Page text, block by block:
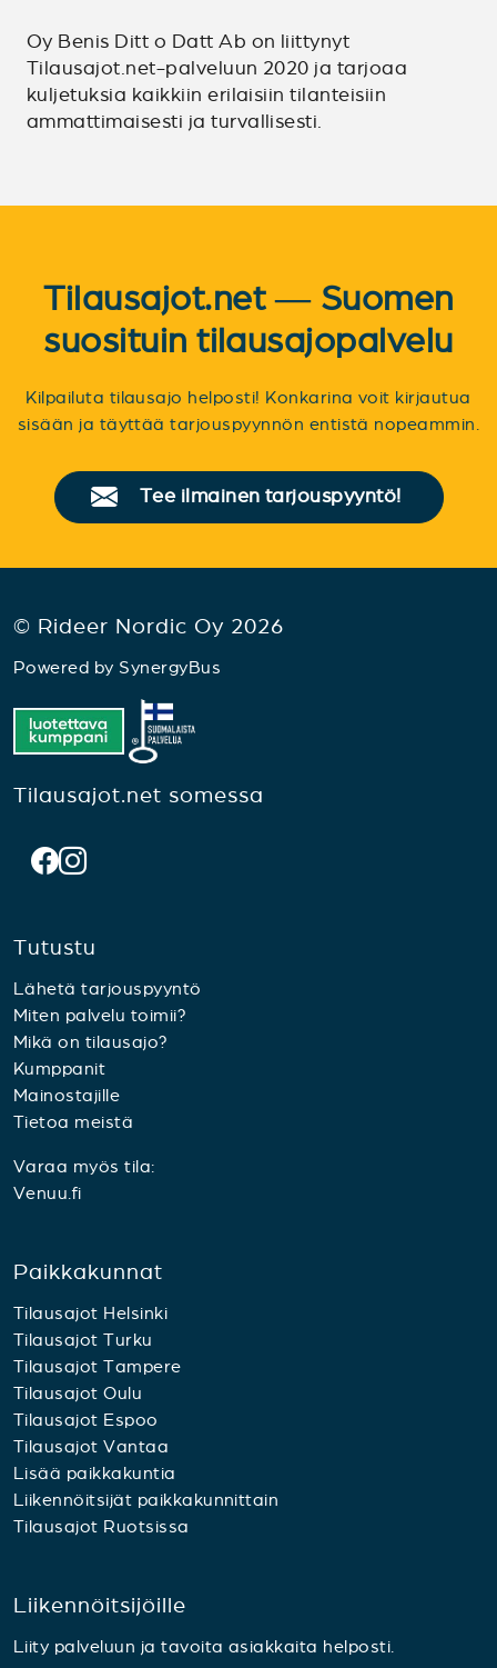
Oy Benis Ditt o Datt Ab on liittynyt
Tilausajot.net-palveluun 2020 ja tarjoaa
kuljetuksia kaikkiin erilaisiin tilanteisiin
ammattimaisesti ja turvallisesti.
Tilausajot.net — Suomen
suosituin tilausajopalvelu
Kilpailuta tilausajo helposti! Konkarina voit kirjautua
sisään ja täyttää tarjouspyynnön entistä nopeammin.
Tee ilmainen tarjouspyyntö!
© Rideer Nordic Oy 2026
Powered by SynergyBus
Tilausajot.net somessa
Tutustu
Lähetä tarjouspyyntö
Miten palvelu toimii?
Mikä on tilausajo?
Kumppanit
Mainostajille
Tietoa meistä
Varaa myös tila:
Venuu.fi
Paikkakunnat
Tilausajot Helsinki
Tilausajot Turku
Tilausajot Tampere
Tilausajot Oulu
Tilausajot Espoo
Tilausajot Vantaa
Lisää paikkakuntia
Liikennöitsijät paikkakunnittain
Tilausajot Ruotsissa
Liikennöitsijöille
Liity palveluun ja tavoita asiakkaita helposti.